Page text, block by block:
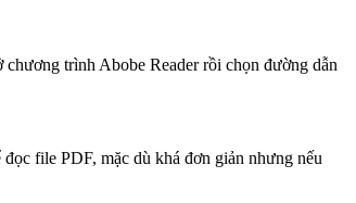
trình Abobe Reader rồi chọn đường dẫn
file PDF, mặc dù khá đơn giản nhưng nếu